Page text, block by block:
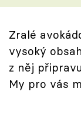
Přihlášení
Zralé
vysoký
z něj
My pro vás